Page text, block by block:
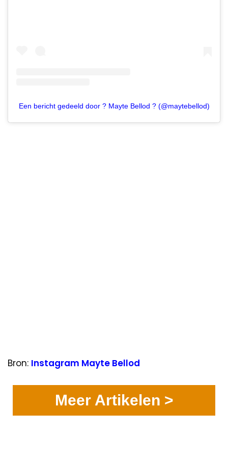
Een bericht gedeeld door ? Mayte Bellod ? (@maytebellod)
Bron: Instagram Mayte Bellod
Meer Artikelen >